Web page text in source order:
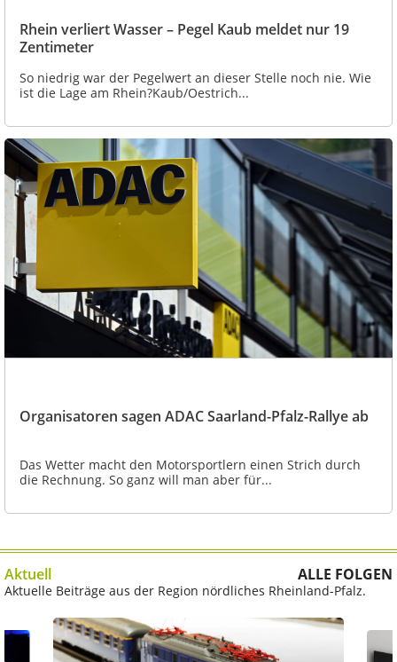
Rhein verliert Wasser – Pegel Kaub meldet nur 19
Zentimeter
So niedrig war der Pegelwert an dieser Stelle noch nie. Wie
ist die Lage am Rhein?Kaub/Oestrich...
Organisatoren sagen ADAC Saarland-Pfalz-Rallye ab
Das Wetter macht den Motorsportlern einen Strich durch
die Rechnung. So ganz will man aber für...
Aktuell ALLE FOLGEN
Aktuelle Beiträge aus der Region nördliches Rheinland-Pfalz.